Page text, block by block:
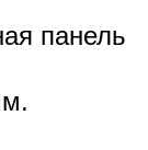
панель